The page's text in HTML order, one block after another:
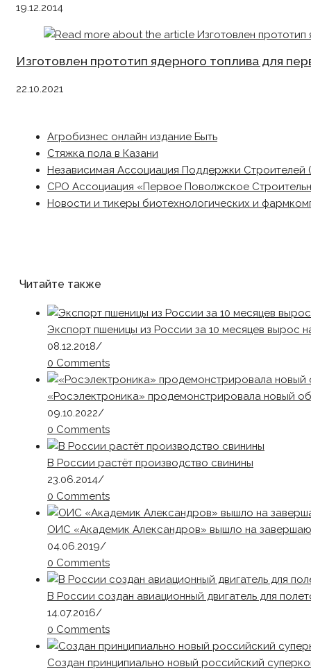
19.12.2014
Изготовлен прототип ядерного топлива для
22.10.2021
Агробизнес онлайн издание Быть
Стяжка пола в Казани
Независимая Ассоциация Поддержки Строителей
СРО Ассоциация «Первое Поволжское
Новости и тикеры биотехнологических и
Читайте также
Экспорт пшеницы из России за 10 месяцев вырос
08.12.2018/
0 Comments
«Росэлектроника» продемонстрировала новый
09.10.2022/
0 Comments
В России растёт производство свинины
23.06.2014/
0 Comments
ОИС «Академик Александров» вышло на
04.06.2019/
0 Comments
В России создан авиационный двигатель для
14.07.2016/
0 Comments
Создан принципиально новый российский